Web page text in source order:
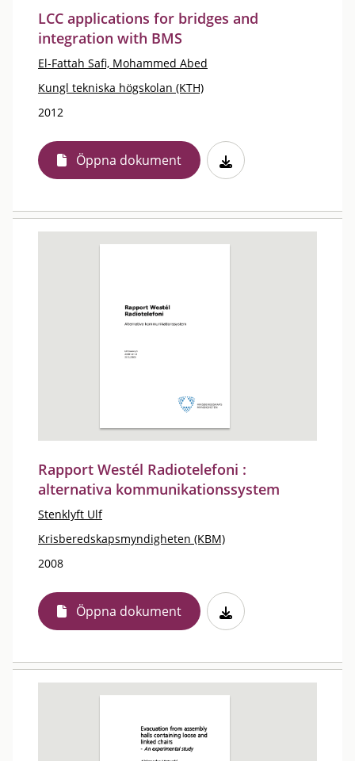
LCC applications for bridges and
integration with BMS
El-Fattah Safi, Mohammed Abed
Kungl tekniska högskolan (KTH)
2012
Öppna dokument
Rapport Westél Radiotelefoni :
alternativa kommunikationssystem
Stenklyft Ulf
Krisberedskapsmyndigheten (KBM)
2008
Öppna dokument